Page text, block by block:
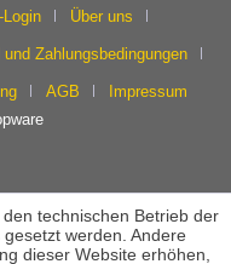
Login Über uns
und Zahlungsbedingungen
AGB
Impressum
technischen Betrieb der
werden. Andere
dieser Website erhöhen,